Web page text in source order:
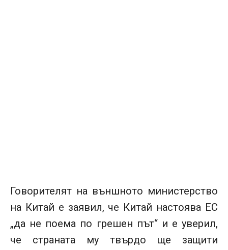
Говорителят на външното министерство
на Китай е заявил, че Китай настоява ЕС
„да не поема по грешен път“ и е уверил,
че страната му твърдо ще защити